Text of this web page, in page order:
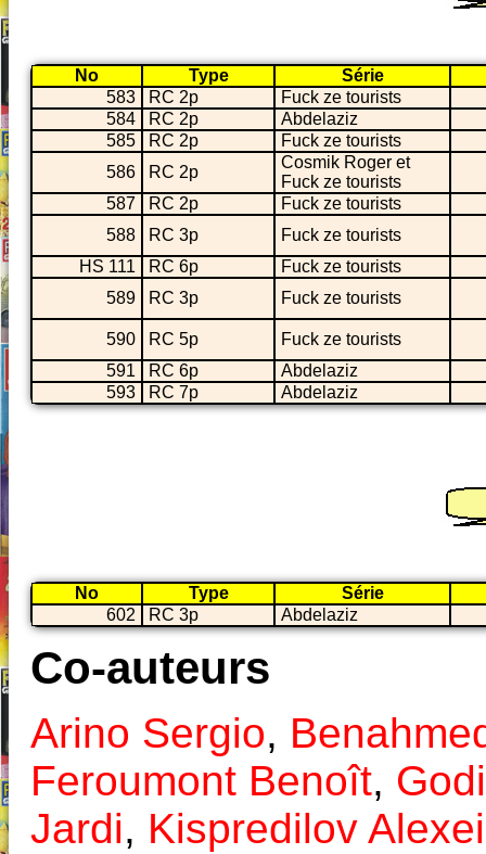
No Type
Série
583
RC 2p
Fuck ze tourists
584
RC 2p
Abdelaziz
585
RC 2p
Fuck ze tourists
586
RC 2p
Cosmik Roger et
Fuck ze tourists
587
RC 2p
Fuck ze tourists
588
RC 3p
Fuck ze tourists
HS 111
RC 6p
Fuck ze tourists
589
RC 3p Fuck ze tourists
590 RC 5p
Fuck ze tourists
591
RC 6p
Abdelaziz
593
RC 7p Abdelaziz
No Type
Série
602
RC 3p Abdelaziz
Co-auteurs
Arino Sergio,
Feroumont Benoît, Godi
Jardi, Kispredilov Alexei